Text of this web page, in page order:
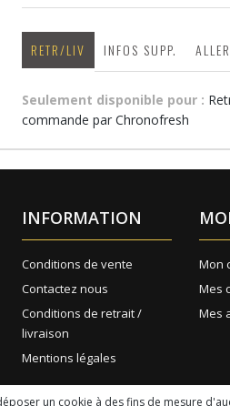
RETR/LIV INFOS SUPP.
Seulement disponible pour :
commande par Chronofresh
INFORMATION
Conditions de vente
Contactez nous
Conditions de retrait /
livraison
Mentions légales
Mon
Mes
Mes
un cookie à des fins de mesure